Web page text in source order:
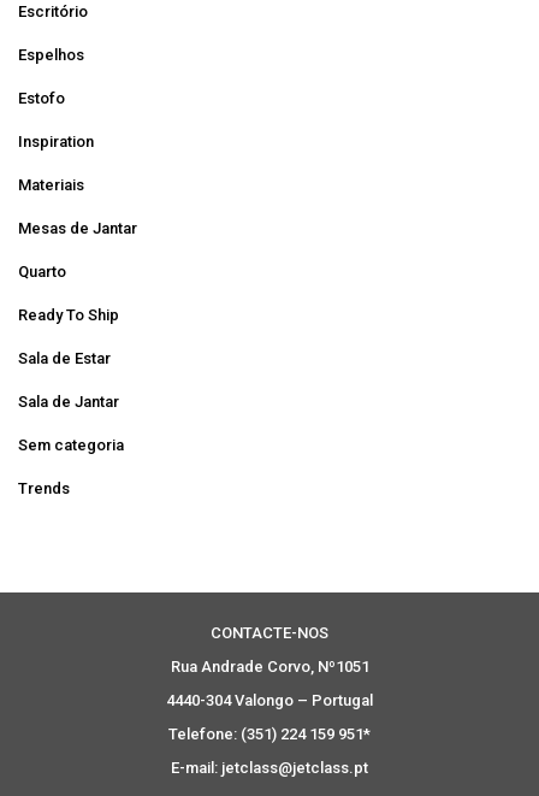
Escritório
Espelhos
Estofo
Inspiration
Materiais
Mesas de Jantar
Quarto
Ready To Ship
Sala de Estar
Sala de Jantar
Sem categoria
Trends
CONTACTE-NOS
Rua Andrade Corvo, Nº1051
4440-304 Valongo – Portugal
Telefone: (351) 224 159 951*
E-mail: jetclass@jetclass.pt